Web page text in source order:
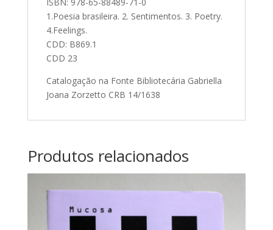
1.Poesia brasileira. 2. Sentimentos. 3. Poetry.
4.Feelings.
CDD: B869.1
CDD 23
Catalogação na Fonte Bibliotecária Gabriella
Joana Zorzetto CRB 14/1638
Produtos relacionados